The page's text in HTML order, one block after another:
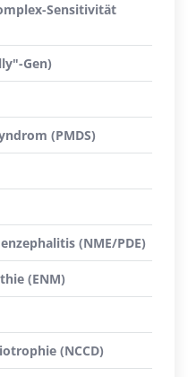
Sensitivität
Gen)
(PMDS)
(NME/PDE)
(ENM)
(NCCD)